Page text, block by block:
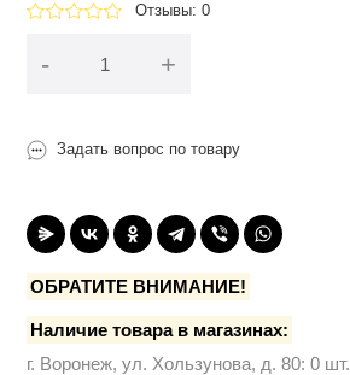
Отзывы: 0
- +
Задать вопрос по товару
ОБРАТИТЕ ВНИМАНИЕ!
Наличие товара в магазинах:
г. Воронеж, ул. Хользунова, д. 80: 0 шт.